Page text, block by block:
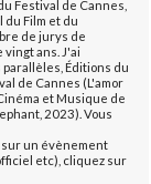
Festival de Cannes,
du Film et du
de jurys de
ans. J'ai
Éditions du
de Cannes (L'amor
et Musique de
2023). Vous
sur un évènement
etc), cliquez sur